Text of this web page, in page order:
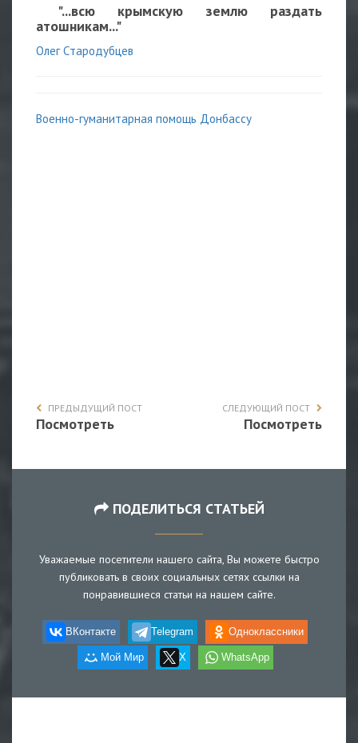
"...всю крымскую землю раздать
атошникам..."
Олег Стародубцев
Военно-гуманитарная помощь Донбассу
ПРЕДЫДУЩИЙ ПОСТ
Посмотреть
СЛЕДУЮЩИЙ ПОСТ
Посмотреть
ПОДЕЛИТЬСЯ СТАТЬЕЙ
Уважаемые посетители нашего сайта, Вы можете быстро
публиковать в своих социальных сетях ссылки на
понравившиеся статьи на нашем сайте.
ВКонтакте Telegram Одноклассники
Мой Мир X WhatsApp